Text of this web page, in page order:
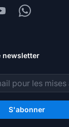
Whatsapp
newsletter
S'abonner